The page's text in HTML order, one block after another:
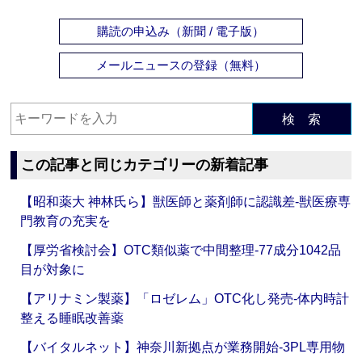
購読の申込み（新聞 / 電子版）
メールニュースの登録（無料）
検 索
この記事と同じカテゴリーの新着記事
【昭和薬大 神林氏ら】獣医師と薬剤師に認識差‐獣医療専
門教育の充実を
【厚労省検討会】OTC類似薬で中間整理‐77成分1042品
目が対象に
【アリナミン製薬】「ロゼレム」OTC化し発売‐体内時計
整える睡眠改善薬
【バイタルネット】神奈川新拠点が業務開始‐3PL専用物